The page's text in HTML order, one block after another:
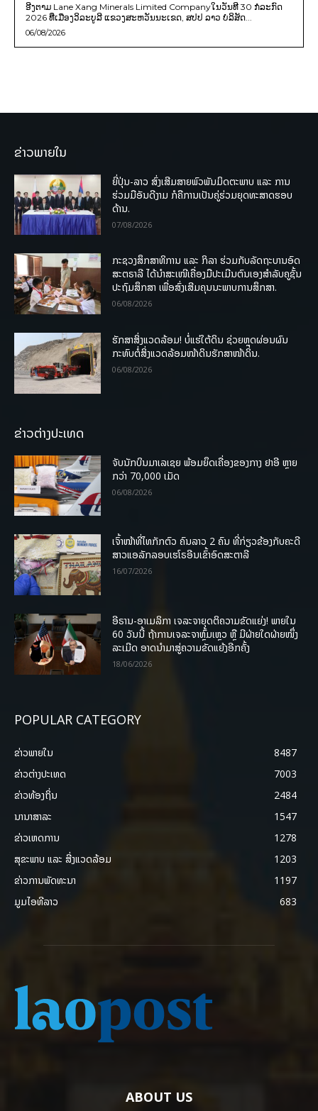
ອີງຕາມ Lane Xang Minerals Limited Companyໃນວັນທີ 30 ກໍລະກົດ
2026 ທີ່ເມືອງວິລະບູລີ ແຂວງສະຫວັນນະເຂດ, ສປປ ລາວ ບໍລິສັດ...
06/08/2026
ຂ່າວພາຍໃນ
ຍີ່ປຸ່ນ-ລາວ ສົ່ງເສີມສາຍພົວພັນມິດຕະພາບ ແລະ ການ
ຮ່ວມມືອັນດີງາມ ກໍຄືການເປັນຄູ່ຮ່ວມຍຸດທະສາດຮອບ
ດ້ານ.
07/08/2026
ກະຊວງສຶກສາທິການ ແລະ ກິລາ ຮ່ວມກັບລັດຖະບານອົດ
ສະຕຣາລີ ໄດ້ນຳສະເໜີເຄື່ອງມືປະເມີນຕົນເອງສຳລັບຄູຊັ້ນ
ປະຖົມສຶກສາ ເພື່ອສົ່ງເສີມຄຸນນະພາບການສຶກສາ.
06/08/2026
ຮັກສາສິ່ງແວດລ້ອມ! ບໍ່ແຮ່ໃຕ້ດິນ ຊ່ວຍຫຼຸດຜ່ອນຜົນ
ກະທົບຕໍ່ສິ່ງແວດລ້ອມໜ້າດິນຮັກສາໜ້າດິນ.
06/08/2026
ຂ່າວຕ່າງປະເທດ
ຈັບນັກບິນມາເລເຊຍ ພ້ອມຍຶດເຄື່ອງຂອງກາງ ຢາອີ ຫຼາຍ
ກວ່າ 70,000 ເມັດ
06/08/2026
ເຈົ້າໜ້າທີ່ໄທກັກຕົວ ຄົນລາວ 2 ຄົນ ທີ່ກ່ຽວຂ້ອງກັບຄະດີ
ສາວແອລັກລອບເຮໂຣອີນເຂົ້າອົດສະຕາລີ
16/07/2026
ອີຣານ-ອາເມລິກາ ເຈລະຈາຍຸດຕິຄວາມຂັດແຍ່ງ! ພາຍໃນ
60 ວັນນີ້ ຖ້າການເຈລະຈາຫຼົ້ມເຫຼວ ຫຼື ມີຝ່າຍໃດຝ່າຍໜຶ່ງ
ລະເມີດ ອາດນໍາມາສູ່ຄວາມຂັດແຍ້ງອີກຄັ້ງ
18/06/2026
POPULAR CATEGORY
ຂ່າວພາຍ​ໃນ
8487
ຂ່າວຕ່າງປະເທດ
7003
ຂ່າວທ້ອງຖິ່ນ
2484
ນານາສາລະ
1547
ຂ່າວເຫດການ
1278
ສຸຂະພາບ ແລະ ສີ່ງແວດລ້ອມ
1203
ຂ່າວການພັດທະນາ
1197
ມູມໄອທີລາວ
683
ABOUT US